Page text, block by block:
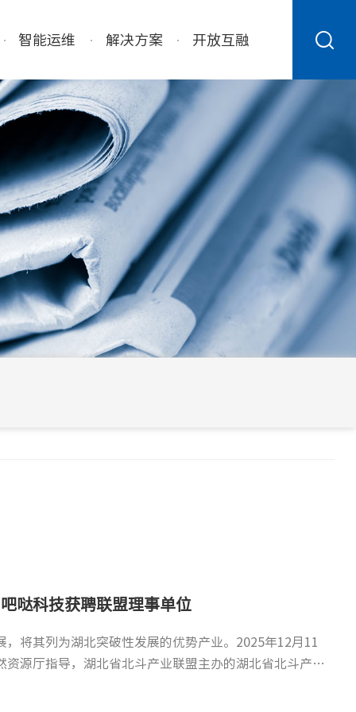
智能运维 解决方案 开放互融
小时守护舱焕新升级，智启新程
行以来，历经五载全天候值守，从未间断服务，始终以
第三届数据安全创新大会活动纪实
为主题的东湖问道·第三届数据安全创新大会在武汉召
协会的千余名嘉宾齐聚一堂，共话数据安全新未来。本
哒科技获聘联盟理事单位
将其列为湖北突破性发展的优势产业。2025年12月11
源厅指导，湖北省北斗产业联盟主办的湖北省北斗产业
京隆重召开。大会汇聚政、产、学、研、用各界权威嘉
域数据安全保护、人工智能安全及“十五五”新技术发展